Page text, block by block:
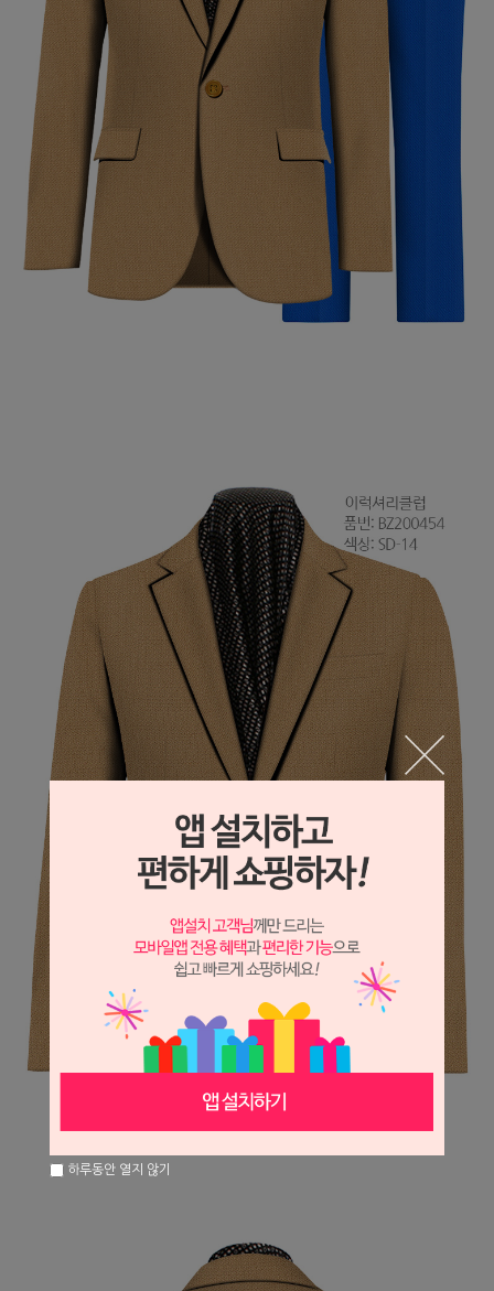
하루동안 열지 않기